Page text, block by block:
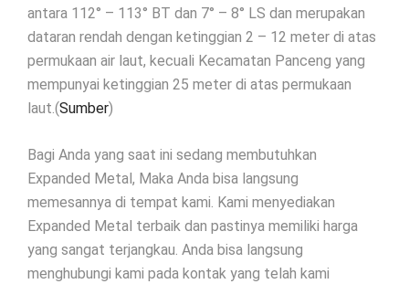
antara 112° – 113° BT dan 7° – 8° LS dan merupakan
dataran rendah dengan ketinggian 2 – 12 meter di atas
permukaan air laut, kecuali Kecamatan Panceng yang
mempunyai ketinggian 25 meter di atas permukaan
laut.(Sumber)
Bagi Anda yang saat ini sedang membutuhkan
Expanded Metal, Maka Anda bisa langsung
memesannya di tempat kami. Kami menyediakan
Expanded Metal terbaik dan pastinya memiliki harga
yang sangat terjangkau. Anda bisa langsung
menghubungi kami pada kontak yang telah kami